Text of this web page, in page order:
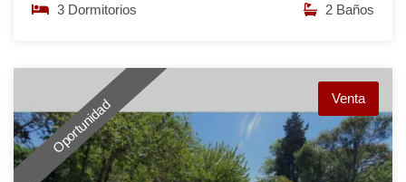
3 Dormitorios 2 Baños
Oportunidad Venta